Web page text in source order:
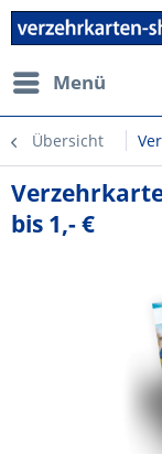
Menü
Übersicht
bis 1,- €